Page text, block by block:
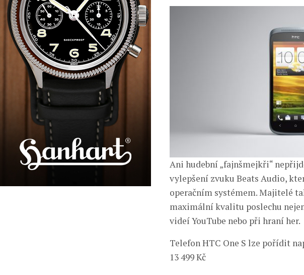
Ani hudební „fajnšmejkři“
vylepšení zvuku Beats Audio,
operačním systémem. Majitelé
maximální kvalitu poslechu
videí YouTube nebo při hraní her.
Telefon HTC One S lze pořídit
13 499 Kč